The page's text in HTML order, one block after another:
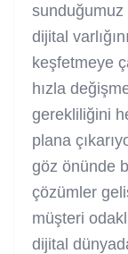
sunduğumuz
dijital
keşfetmeye
hızla
gerekliliğini
plana
göz önünde
çözümler
müşteri
dijital